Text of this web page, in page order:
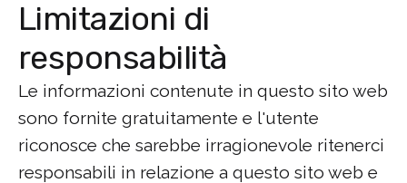
Limitazioni di
responsabilità
Le informazioni contenute in questo sito web
sono fornite gratuitamente e l'utente
riconosce che sarebbe irragionevole ritenerci
responsabili in relazione a questo sito web e